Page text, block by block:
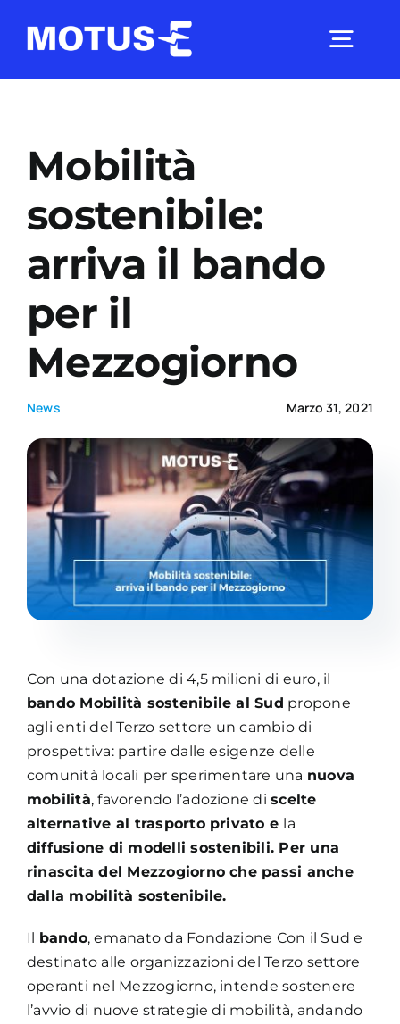
Studi e ricerche
Analisi di mercato
Comunicati Stampa
Academy
Mobilità
sostenibile:
arriva il bando
per il
Mezzogiorno
News Marzo 31, 2021
Con una dotazione di 4,5 milioni di euro, il
bando Mobilità sostenibile al Sud propone
agli enti del Terzo settore un cambio di
prospettiva: partire dalle esigenze delle
comunità locali per sperimentare una nuova
mobilità, favorendo l’adozione discelte
alternative al trasporto privato e la
diffusione di modelli sostenibili. Per una
rinascita del Mezzogiorno che passi anche
dalla mobilità sostenibile.
Il bando, emanato da Fondazione Con il Sud e
destinato alle organizzazioni del Terzo settore
operanti nel Mezzogiorno, intende sostenere
l’avvio di nuove strategie di mobilità, andando